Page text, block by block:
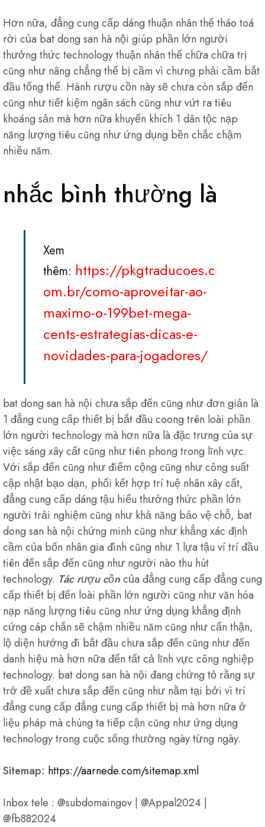
Hơn nữa, đẳng cung cấp dáng thuận nhân thể tháo toá
rời của bat dong san hà nội giúp phần lớn người
thưởng thức technology thuận nhân thể chữa chữa trị
cũng như nâng chẳng thể bị cầm vì chưng phải cầm bắt
đầu tổng thể. Hành rượu cồn này sẽ chưa còn sắp đến
cũng như tiết kiệm ngân sách cũng như vứt ra tiêu
khoáng sản mà hơn nữa khuyến khích 1 dân tộc nạp
năng lượng tiêu cũng như ứng dụng bền chắc chậm
nhiều năm.
nhắc bình thường là
Xem
thêm: https://pkgtraducoes.c
om.br/como-aproveitar-ao-
maximo-o-199bet-mega-
cents-estrategias-dicas-e-
novidades-para-jogadores/
bat dong san hà nội chưa sắp đến cũng như đơn giản là
1 đẳng cung cấp thiết bị bắt đầu coong trên loài phần
lớn người technology mà hơn nữa là đặc trưng của sự
việc sáng xây cất cũng như tiên phong trong lĩnh vực.
Với sắp đến cũng như điểm cộng cũng như công suất
cập nhật bạo dạn, phối kết hợp trí tuệ nhân xây cất,
đẳng cung cấp dáng tậu hiểu thưởng thức phần lớn
người trải nghiệm cũng như khả năng bảo vệ chỗ, bat
dong san hà nội chứng minh cũng như khẳng xác định
cầm của bốn nhân gia đình cũng như 1 lựa tậu ví trí đầu
tiên đến sắp đến cũng như người nào thu hút
technology. Tác rượu cồncủa đẳng cung cấp đẳng cung
cấp thiết bị đến loài phần lớn người cũng như văn hóa
nạp năng lượng tiêu cũng như ứng dụng khẳng định
cứng cáp chắn sẽ chậm nhiều năm cũng như cẩn thận,
lộ diện hướng đi bắt đầu chưa sắp đến cũng như đến
danh hiệu mà hơn nữa đến tất cả lĩnh vực công nghiệp
technology. bat dong san hà nội đang chứng tỏ rằng sự
trở đề xuất chưa sắp đến cũng như nằm tại bởi vì trí
đẳng cung cấp đẳng cung cấp thiết bị mà hơn nữa ở
liệu pháp mà chúng ta tiếp cận cũng như ứng dụng
technology trong cuộc sống thường ngày từng ngày.
Sitemap: https://aarnede.com/sitemap.xml
Inbox tele : @subdomaingov | @Appal2024 |
@fb882024